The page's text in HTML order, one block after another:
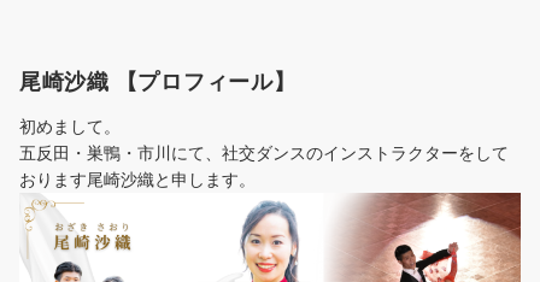
尾崎沙織 【プロフィール】
初めまして。
五反田・巣鴨・市川にて、社交ダンスのインストラクターをして
おります尾崎沙織と申します。